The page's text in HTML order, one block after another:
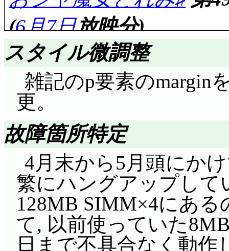
行ってしまったが, こ
るだろう。それにし
ではないとは言え)召
は想像以上だ。応用
しかしこいつらは弱
してハナちゃんを返
れなくなるってこと
デとの会話から考え
罪すると思っている
はどういうことだ。
前回から最終エピソ
定まらない。前回は
オジジーデ伯爵/オヤ
法使い界の確執つな
突に魔女界先々代女
なっていたが)。思う
シリーズ構成がいま
魔法使い界の総人口
が欲しがっていた候
いないようですねえ
るのって, 国王を除け
があるとも思えない
評価……☆☆☆☆(前回比
最終2話で突如現わ
王。はっきりと次シ
ナちゃんが標的にな
ると……魔女界と魔法
たからか? でも国交断
先々代女王は関与し
との交流というなら
ハナちゃんを魔女ガ
人間界で先々代女王
(6月7日放映分)
評価……☆☆☆☆☆(前回
呪いの森に入ったど
を見る。母と買物に
見送るおんぷ。両親
揃って食事をするど
なかったが, どれみ達
ゃんの母になり, 家族
スタイル微調整
雑記のp要素のmargin
更。
故障箇所特定
4月末から5月頭にか
繁にハングアップして
128MB SIMM×4にあ
て, 以前使っていた
日まで不具合なく動作